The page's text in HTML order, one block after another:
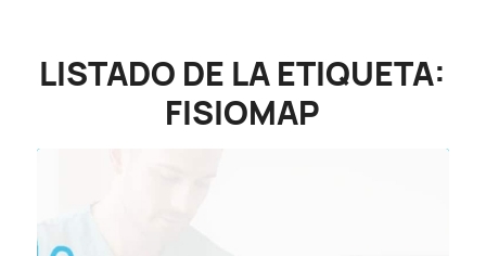
LISTADO DE LA ETIQUETA:
FISIOMAP